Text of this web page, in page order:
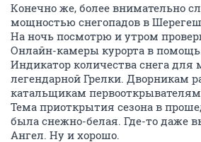
Конечно же, более внимательно
мощностью снегопадов в
На ночь посмотрю и утром
Онлайн-камеры курорта в
Индикатор количества снега для
легендарной Грелки. Дворникам
катальщикам первооткрывателям
Тема приоткрытия сезона в
была снежно-белая. Где-то даже
Ангел. Ну и хорошо.